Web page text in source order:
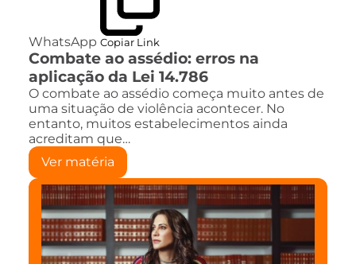
WhatsApp Copiar Link
Combate ao assédio: erros na
aplicação da Lei 14.786
O combate ao assédio começa muito antes de
uma situação de violência acontecer. No
entanto, muitos estabelecimentos ainda
acreditam que…
Ver matéria